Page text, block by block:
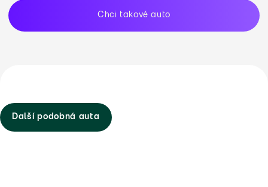
Chci takové auto
Další podobná auta